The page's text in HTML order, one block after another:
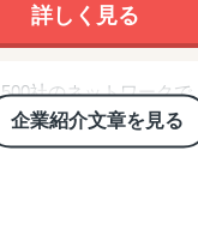
ン：
コンテンツ強化・商
等）、Google広告
（小売/パーソナルケ
ンターテイメントな
ュー＞
つつ、海外取引拡大を
詳しく見る
企業紹介文章を見る
社のネットワークで